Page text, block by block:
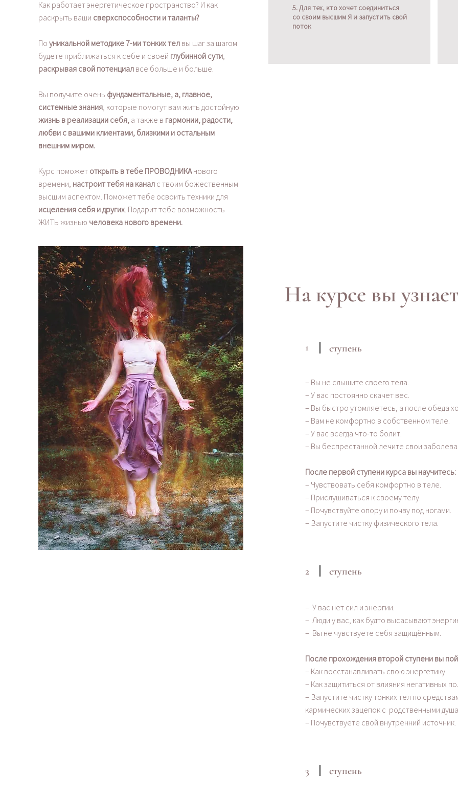
Как работает энергетическое пространство? И как
раскрыть ваши сверхспособности и таланты?
​По уникальной методике 7-ми тонких телвы шаг за шагом
будете приближаться к себе и своей глубинной сути,
раскрывая свой потенциалвсе больше и больше.
Вы получите очень фундаментальные, а, главное,
системные знания, которые помогут вам жить достойную
жизнь в реализации себя, а также в гармонии, радости,
любви с вашими клиентами, близкими и остальным
внешним миром.
Курс поможет открыть в тебе ПРОВОДНИКАнового
времени, настроит тебя на каналс твоим божественным
высшим аспектом. Поможет тебе освоить техники для
исцеления себя и других. Подарит тебе возможность
ЖИТЬ жизнью человека нового времени.
5. Для тех, кто хочет соединиться
со своим высшим Я и запустить свой
поток
На курсе вы
1 ступень
– Вы не слышите своего тела.
– У вас постоянно скачет вес.
– Вы быстро утомляетесь, а после обеда
– Вам не комфортно в собственном теле.
– У вас всегда что-то болит.
– Вы беспрестанной лечите свои
После первой ступени курса вы научитесь:
– Чувствовать себя комфортно в теле.
– Прислушиваться к своему телу.
– Почувствуйте опору и почву под ногами.
– Запустите чистку физического тела.
2 ступень
– У вас нет сил и энергии.
– Люди у вас, как будто высасывают
– Вы не чувствуете себя защищённым.
После прохождения второй ступени вы
– Как восстанавливать свою энергетику.
– Как защититься от влияния негативных
– Запустите чистку тонких тел по
кармических зацепок с родственными
– Почувствуете свой внутренний источник.
3 ступень